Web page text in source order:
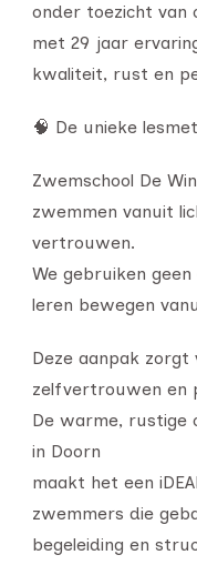
onder toezicht van
met 29 jaar
kwaliteit, rust en
🧠 De unieke
Zwemschool De
zwemmen vanuit
vertrouwen.
We gebruiken
leren bewegen
Deze aanpak zorgt
zelfvertrouwen en
De warme, rustige
in Doorn
maakt het een
zwemmers die
begeleiding en